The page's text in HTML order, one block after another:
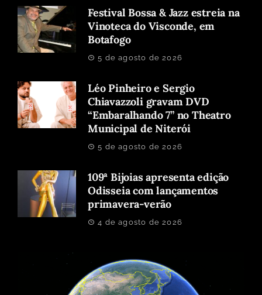
Festival Bossa & Jazz estreia na
Vinoteca do Visconde, em
Botafogo
5 de agosto de 2026
Léo Pinheiro e Sergio
Chiavazzoli gravam DVD
“Embaralhando 7” no Theatro
Municipal de Niterói
5 de agosto de 2026
109ª Bijoias apresenta edição
Odisseia com lançamentos
primavera-verão
4 de agosto de 2026